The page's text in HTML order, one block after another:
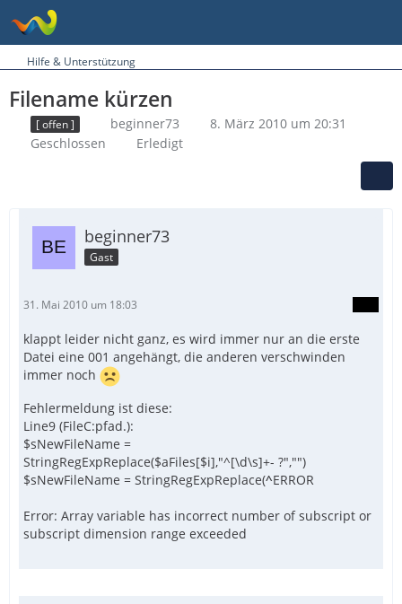
Hilfe & Unterstützung
Filename kürzen
[ offen ] beginner73
8. März 2010 um 20:31
Geschlossen
Erledigt
beginner73
Gast
31. Mai 2010 um 18:03
klappt leider nicht ganz, es wird immer nur an die erste
Datei eine 001 angehängt, die anderen verschwinden
immer noch
Fehlermeldung ist diese:
Line9 (FileC:pfad.):
$sNewFileName =
StringRegExpReplace($aFiles[$i],"^[\d\s]+- ?","")
$sNewFileName = StringRegExpReplace(^ERROR
Error: Array variable has incorrect number of subscript or
subscript dimension range exceeded